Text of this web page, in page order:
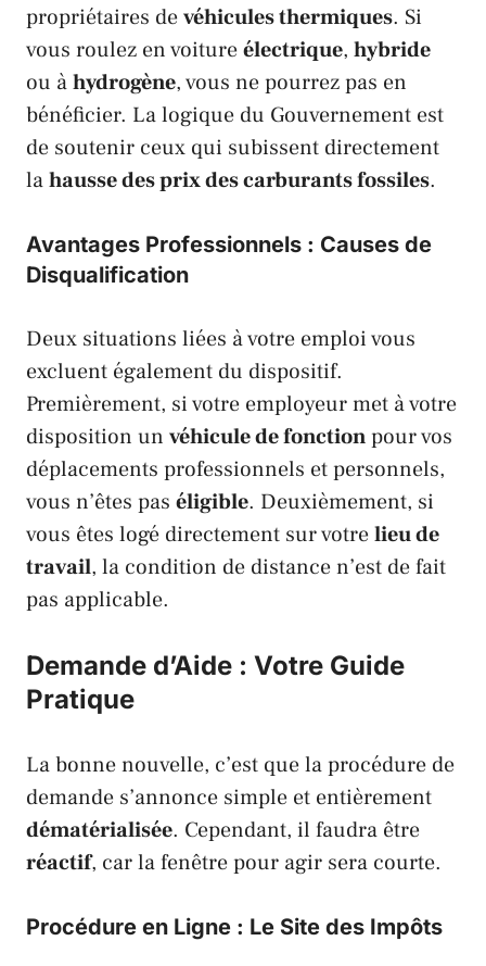
propriétaires devéhicules thermiques. Si
vous roulez en voitureélectrique, hybride
ou àhydrogène, vous ne pourrez pas en
bénéficier. La logique du Gouvernement est
de soutenir ceux qui subissent directement
lahausse des prix des carburants fossiles.
Avantages Professionnels : Causes de
Disqualification
Deux situations liées à votre emploi vous
excluent également du dispositif.
Premièrement, si votre employeur met à votre
disposition un véhicule de fonctionpour vos
déplacements professionnels et personnels,
vous n’êtes pas éligible. Deuxièmement, si
vous êtes logé directement sur votrelieu de
travail, la condition de distance n’est de fait
pas applicable.
Demande d’Aide : Votre Guide
Pratique
La bonne nouvelle, c’est que la procédure de
demande s’annonce simple et entièrement
dématérialisée. Cependant, il faudra être
réactif, car la fenêtre pour agir sera courte.
Procédure en Ligne : Le Site des Impôts